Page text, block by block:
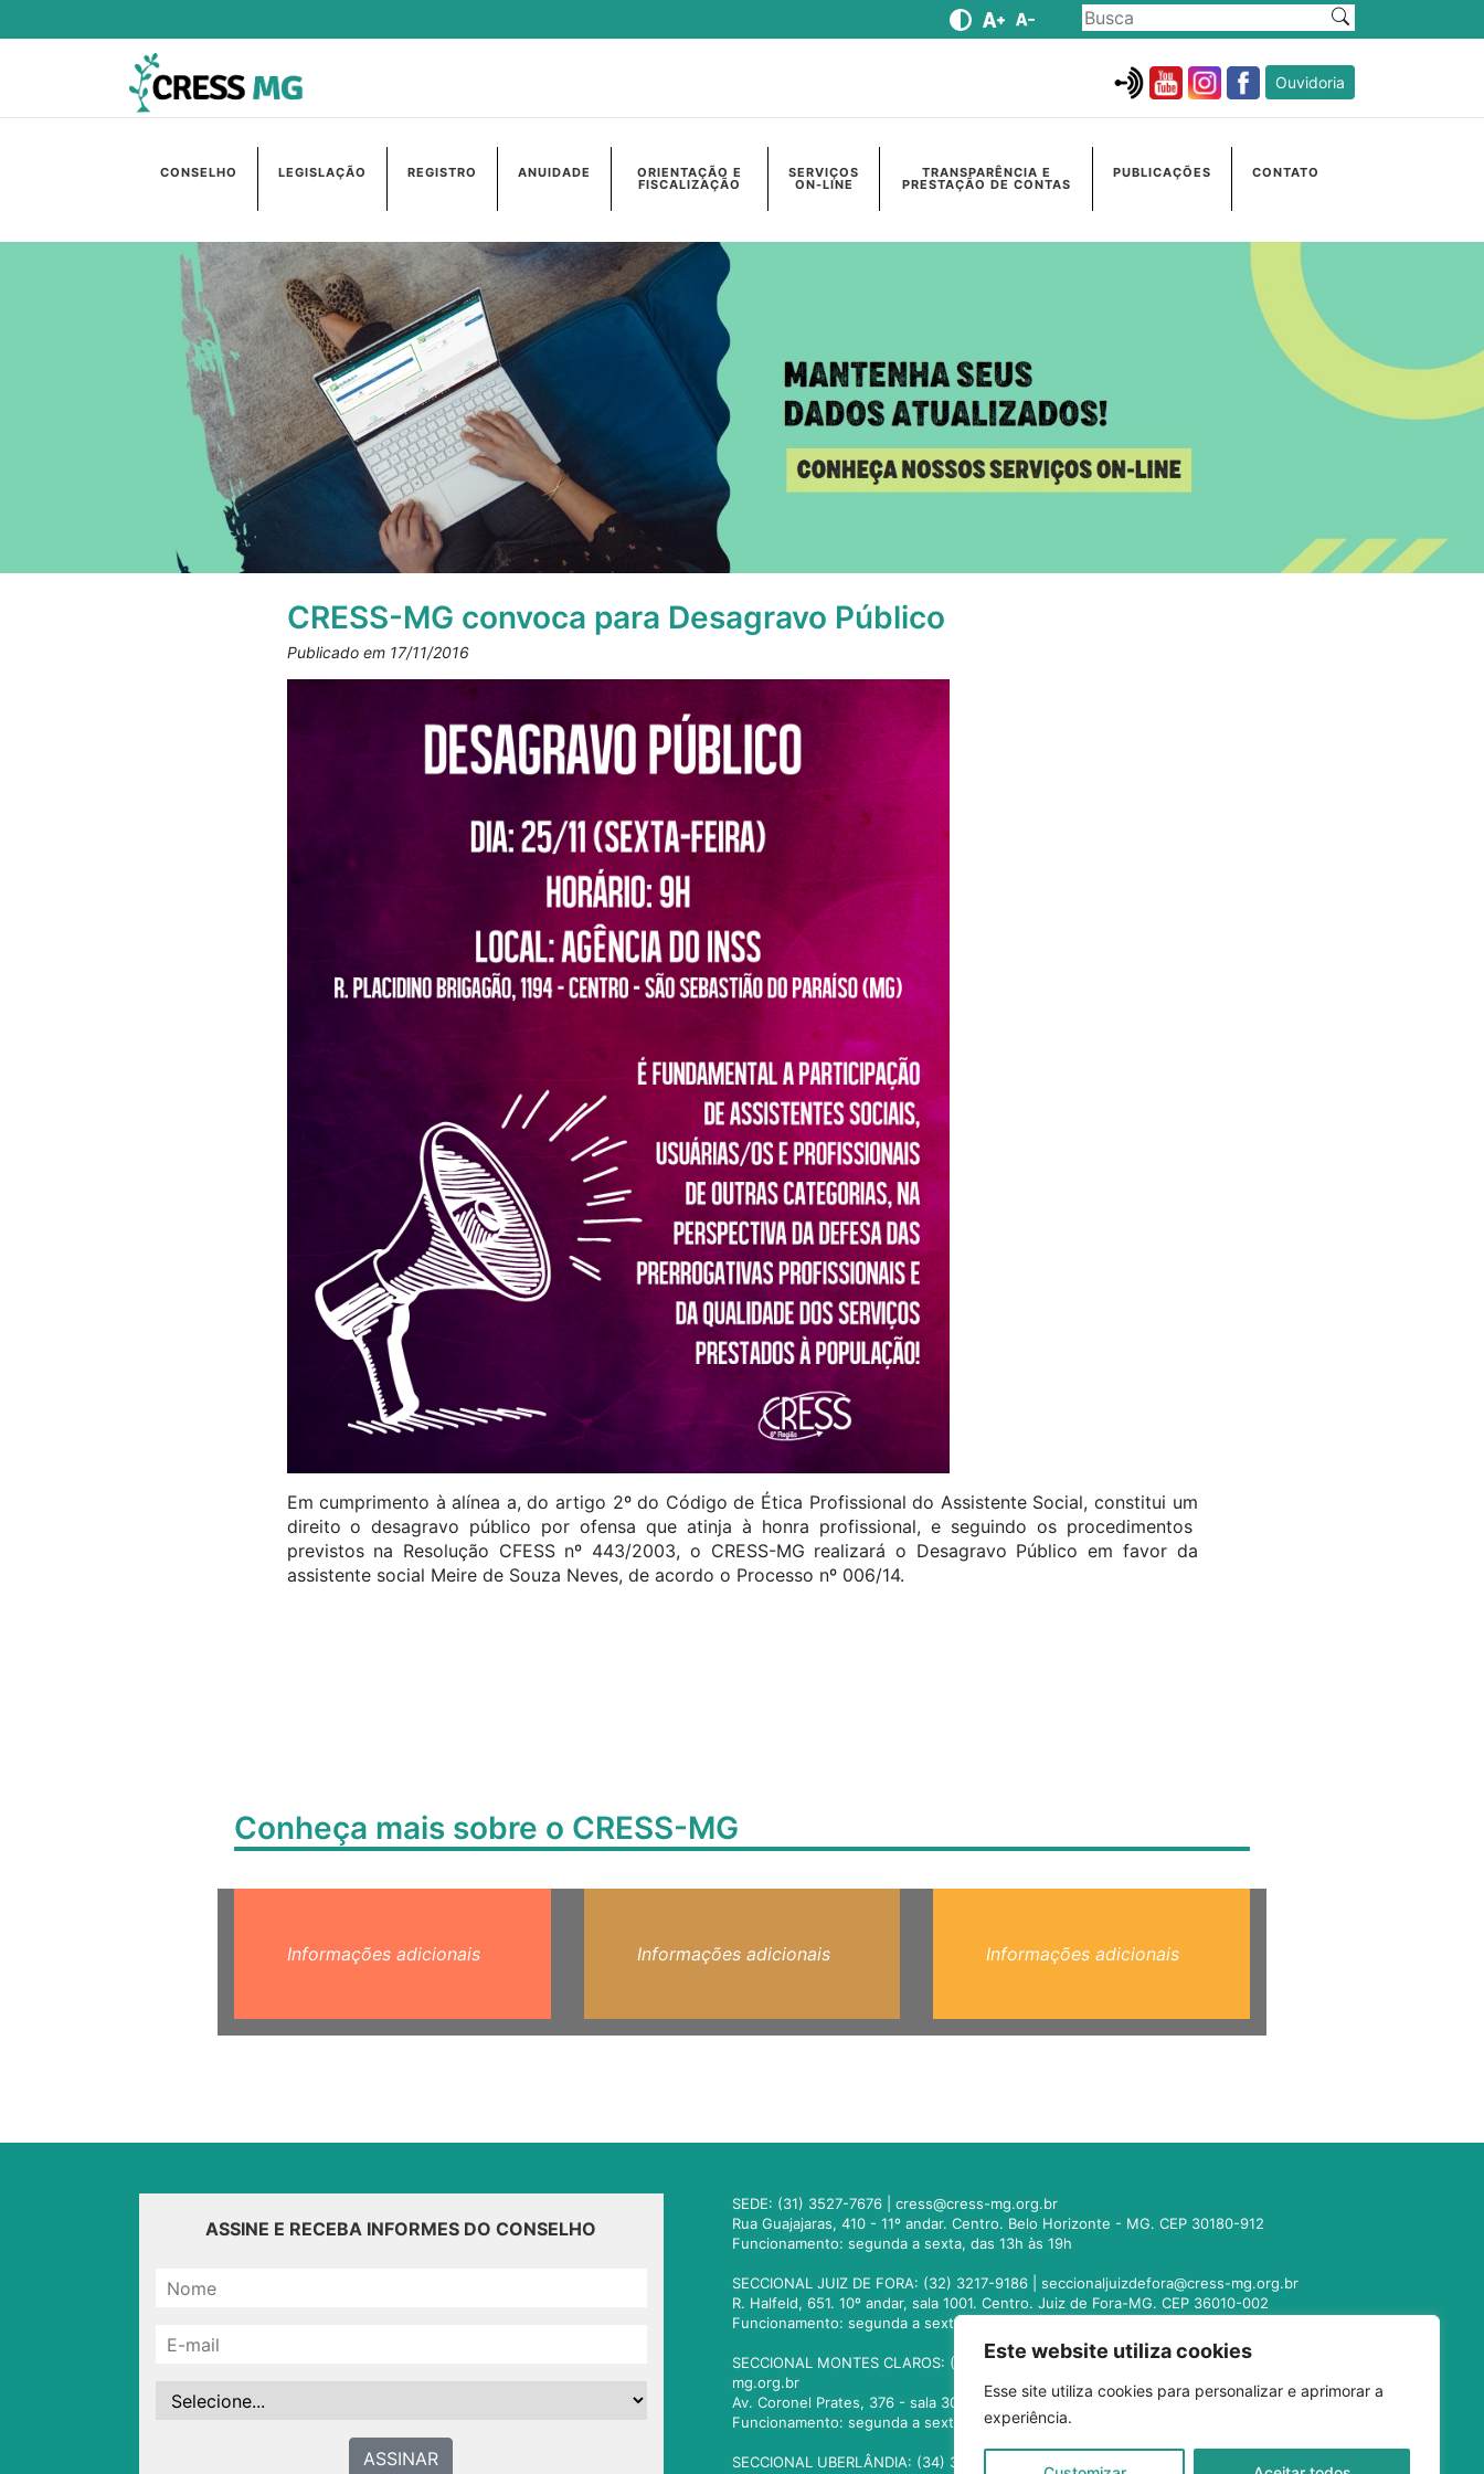
Este website utiliza cookies
Esse site utiliza cookies para personalizar e aprimorar a
experiência.
Ouvidoria
CONSELHO LEGISLAÇÃO REGISTRO ANUIDADE ORIENTAÇÃO E
FISCALIZAÇÃO
SERVIÇOS
ON-LINE
TRANSPARÊNCIA E
PRESTAÇÃO DE CONTAS
PUBLICAÇÕES CONTATO
CRESS-MG convoca para Desagravo Público
Publicado em 17/11/2016
Em cumprimento à alínea a, do artigo 2º do Código de Ética Profissional do Assistente Social, constitui um
direito o desagravo público por ofensa que atinja à honra profissional, e seguindo os procedimentos
previstos na Resolução CFESS nº 443/2003, o CRESS-MG realizará o Desagravo Público em favor da
assistente social Meire de Souza Neves, de acordo o Processo nº 006/14.
Conheça mais sobre o CRESS-MG
Informações adicionais Informações adicionais Informações adicionais
ASSINE E RECEBA INFORMES DO CONSELHO
ASSINAR
SEDE: (31) 3527-7676 |cress@cress-mg.org.br
Rua Guajajaras, 410 - 11º andar. Centro. Belo Horizonte - MG. CEP 30180-912
Funcionamento: segunda a sexta, das 13h às 19h
SECCIONAL JUIZ DE FORA: (32) 3217-9186 |seccionaljuizdefora@cress-mg.org.br
R. Halfeld, 651. 10º andar, sala 1001. Centro. Juiz de Fora-MG. CEP 36010-002
Funcionamento: segunda a sexta, das 13h às 19h
SECCIONAL MONTES CLAROS: (38) 3221-9358 |seccionalmontesclaros@cress-
mg.org.br
Av. Coronel Prates, 376 - sala 301. Centro. Montes Claros - MG. CEP 39400-104
Funcionamento: segunda a sexta, das 13h às 19h
SECCIONAL UBERLÂNDIA: (34) 3236-3024 |
seccionaluberlandia@cress-mg.org.br